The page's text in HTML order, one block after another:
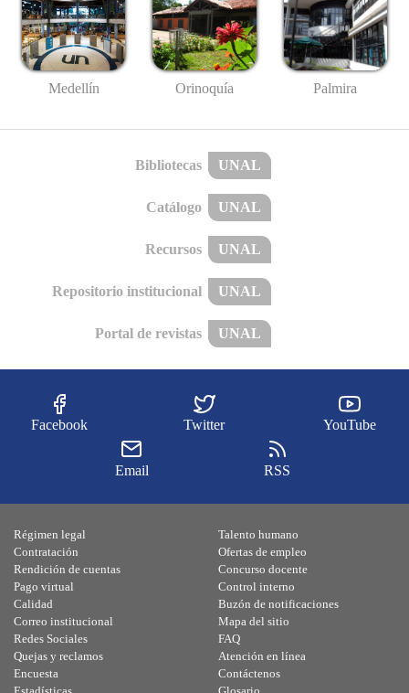
Medellín Orinoquía Palmira
Bibliotecas UNAL
Catálogo UNAL
Recursos UNAL
Repositorio institucional UNAL
Portal de revistas UNAL
Facebook Twitter YouTube
Email RSS
Régimen legal
Contratación
Rendición de cuentas
Pago virtual
Calidad
Talento humano
Ofertas de empleo
Concurso docente
Control interno
Buzón de notificaciones
Correo institucional
Redes Sociales
Quejas y reclamos
Encuesta
Mapa del sitio
FAQ
Atención en línea
Contáctenos